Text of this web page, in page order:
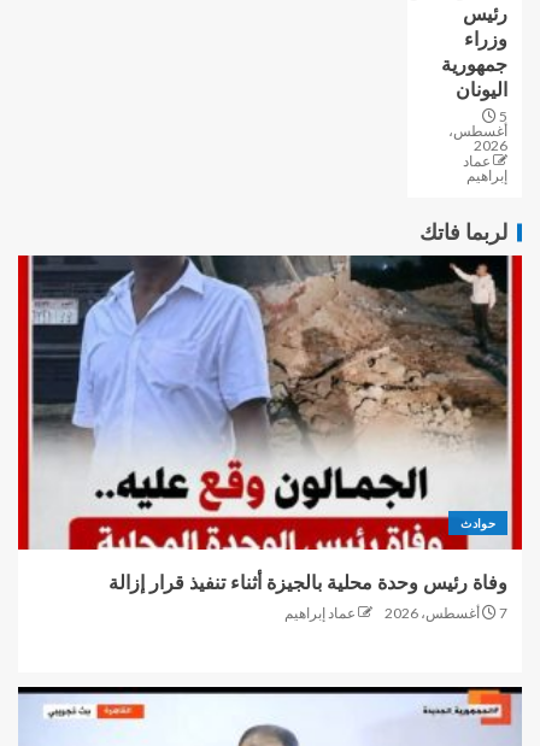
رئيس
وزراء
جمهورية
اليونان
5
أغسطس،
2026
عماد
إبراهيم
لربما فاتك
حوادث
وفاة رئيس وحدة محلية بالجيزة أثناء تنفيذ قرار إزالة
7 أغسطس، 2026 عماد إبراهيم